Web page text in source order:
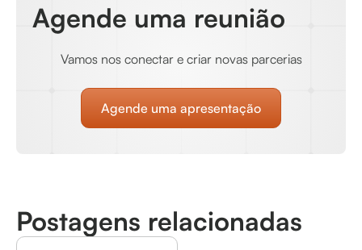
Agende uma reunião
Vamos nos conectar e criar novas parcerias
Agende uma apresentação
Postagens relacionadas